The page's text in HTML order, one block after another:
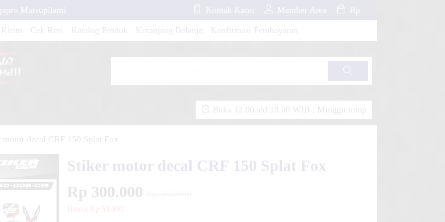
Marsupilami
White Blue Line
AllNew 2020
X 125 Old Green
Kontak Kami Member Area Rp
Kirim Cek Resi Katalog Produk Keranjang Belanja Konfirmasi Pembayaran
Cari
Buka 12.00 s/d 18.00 WIB , Minggu tutup
motor decal CRF 150 Splat Fox
Stiker motor decal CRF 150 Splat Fox
Rp 300.000
Hemat Rp 50.000